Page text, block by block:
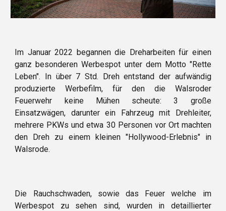
Im Januar 2022 begannen die Dreharbeiten für einen
ganz besonderen Werbespot unter dem Motto "Rette
Leben". In über 7 Std. Dreh entstand der aufwändig
produzierte Werbefilm, für den die Walsroder
Feuerwehr keine Mühen scheute: 3 große
Einsatzwägen, darunter ein Fahrzeug mit Drehleiter,
mehrere PKWs und etwa 30 Personen vor Ort machten
den Dreh zu einem kleinen "Hollywood-Erlebnis" in
Walsrode.
Die Rauchschwaden, sowie das Feuer welche im
Werbespot zu sehen sind, wurden in detaillierter